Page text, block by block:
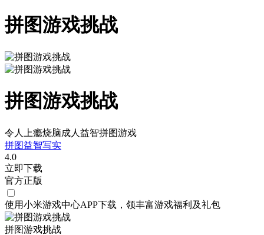
拼图游戏挑战
拼图游戏挑战
令人上瘾烧脑成人益智拼图游戏
拼图益智写实
4.0
立即下载
官方正版
使用小米游戏中心APP下载 ，领丰富游戏福利 及礼包
拼图游戏挑战